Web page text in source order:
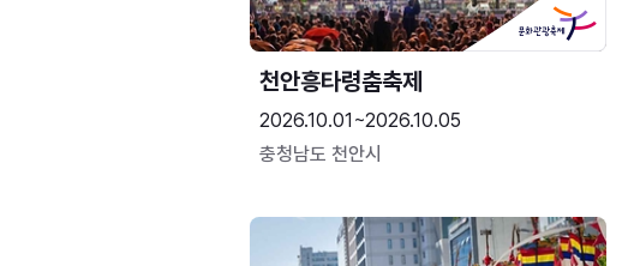
천안흥타령춤축제
2026.10.01~2026.10.05
충청남도 천안시